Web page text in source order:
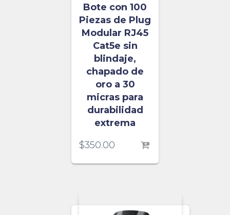
Bote con 100
Piezas de Plug
Modular RJ45
Cat5e sin
blindaje,
chapado de
oro a 30
micras para
durabilidad
extrema
$350.00